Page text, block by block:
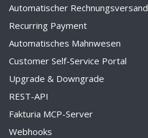
Automatischer Rechnungsversand
Recurring Payment
Automatisches Mahnwesen
Customer Self-Service Portal
Upgrade & Downgrade
REST-API
Fakturia MCP-Server
Webhooks